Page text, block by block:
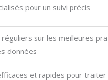
pour un suivi précis
sur les meilleures
données
et rapides pour